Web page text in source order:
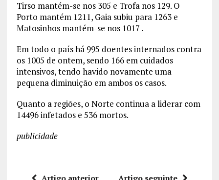
Tirso mantém-se nos 305 e Trofa nos 129. O
Porto mantém 1211, Gaia subiu para 1263 e
Matosinhos mantém-se nos 1017 .
Em todo o país há 995 doentes internados contra
os 1005 de ontem, sendo 166 em cuidados
intensivos, tendo havido novamente uma
pequena diminuição em ambos os casos.
Quanto a regiões, o Norte continua a liderar com
14496 infetados e 536 mortos.
publicidade